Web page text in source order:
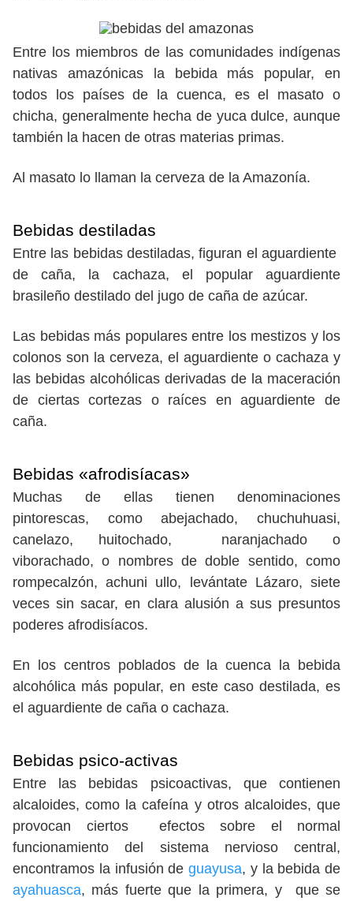
Entre los miembros de las comunidades indígenas
nativas amazónicas la bebida más popular, en
todos los países de la cuenca, es el masato o
chicha, generalmente hecha de yuca dulce, aunque
también la hacen de otras materias primas.
Al masato lo llaman la cerveza de la Amazonía.
Bebidas destiladas
Entre las bebidas destiladas, figuran el aguardiente
de caña, la cachaza, el popular aguardiente
brasileño destilado del jugo de caña de azúcar.
Las bebidas más populares entre los mestizos y los
colonos son la cerveza, el aguardiente o cachaza y
las bebidas alcohólicas derivadas de la maceración
de ciertas cortezas o raíces en aguardiente de
caña.
Bebidas «afrodisíacas»
Muchas de ellas tienen denominaciones
pintorescas, como abejachado, chuchuhuasi,
canelazo, huitochado, naranjachado o
viborachado, o nombres de doble sentido, como
rompecalzón, achuni ullo, levántate Lázaro, siete
veces sin sacar, en clara alusión a sus presuntos
poderes afrodisíacos.
En los centros poblados de la cuenca la bebida
alcohólica más popular, en este caso destilada, es
el aguardiente de caña o cachaza.
Bebidas psico-activas
Entre las bebidas psicoactivas, que contienen
alcaloides, como la cafeína y otros alcaloides, que
provocan ciertos efectos sobre el normal
funcionamiento del sistema nervioso central,
encontramos la infusión de guayusa, y la bebida de
ayahuasca, más fuerte que la primera, y que se